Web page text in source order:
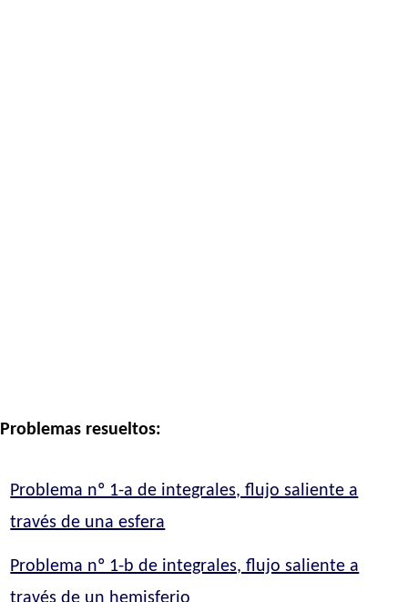
Problemas resueltos:
Problema nº 1-a de integrales, flujo saliente a
través de una esfera
Problema nº 1-b de integrales, flujo saliente a
través de un hemisferio